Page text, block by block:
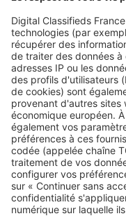
Retrouvez-nous sur …
A propos
Qui sommes-nous ?
Contacter le service client